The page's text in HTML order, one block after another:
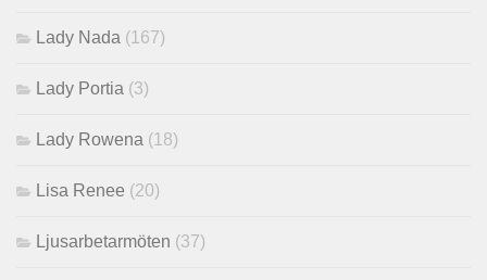
Lady Nada (167)
Lady Portia (3)
Lady Rowena (18)
Lisa Renee (20)
Ljusarbetarmöten (37)